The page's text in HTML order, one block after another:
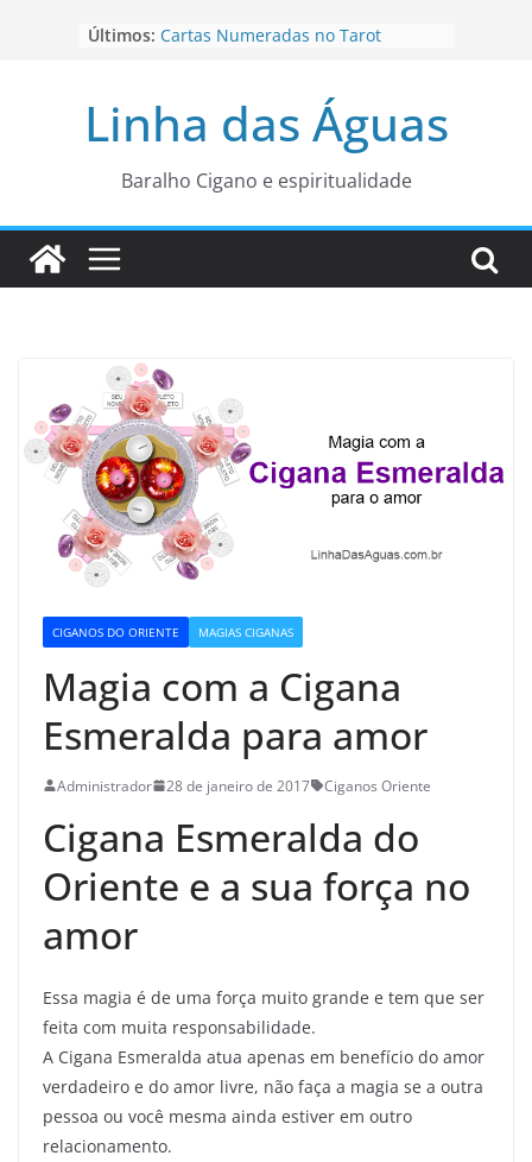
Últimos: Cartas Numeradas no Tarot
para está fase
Os Naipes no Tarot
Cartas da Corte no Tarot
Linha das Águas
Baralho Cigano e espiritualidade
CIGANOS DO ORIENTE MAGIAS CIGANAS
Magia com a Cigana
Esmeralda para amor
Administrador 28 de janeiro de 2017 Ciganos Oriente
Cigana Esmeralda do
Oriente e a sua força no
amor
Essa magia é de uma força muito grande e tem que ser
feita com muita responsabilidade.
A Cigana Esmeralda atua apenas em benefício do amor
verdadeiro e do amor livre, não faça a magia se a outra
pessoa ou você mesma ainda estiver em outro
relacionamento.